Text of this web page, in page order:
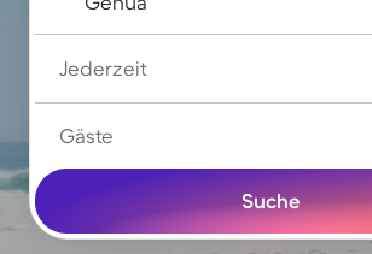
Jederzeit
Gäste
Suche